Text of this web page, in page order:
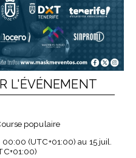
L'ÉVÉNEMENT
populaire
00:00 (UTC+01:00) au 15 juil.